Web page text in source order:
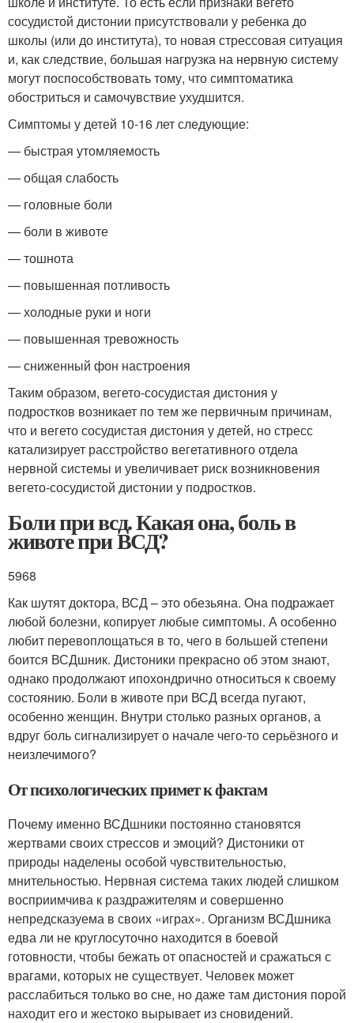
сосудистой дистонии присутствовали у ребенка до
школы (или до института), то новая стрессовая ситуация
и, как следствие, большая нагрузка на нервную систему
могут поспособствовать тому, что симптоматика
обостриться и самочувствие ухудшится.
Симптомы у детей 10-16 лет следующие:
— быстрая утомляемость
— общая слабость
— головные боли
— боли в животе
— тошнота
— повышенная потливость
— холодные руки и ноги
— повышенная тревожность
— сниженный фон настроения
Таким образом, вегето-сосудистая дистония у
подростков возникает по тем же первичным причинам,
что и вегето сосудистая дистония у детей, но стресс
катализирует расстройство вегетативного отдела
нервной системы и увеличивает риск возникновения
вегето-сосудистой дистонии у подростков.
Боли при всд. Какая она, боль в
животе при ВСД?
5968
Как шутят доктора, ВСД – это обезьяна. Она подражает
любой болезни, копирует любые симптомы. А особенно
любит перевоплощаться в то, чего в большей степени
боится ВСДшник. Дистоники прекрасно об этом знают,
однако продолжают ипохондрично относиться к своему
состоянию. Боли в животе при ВСД всегда пугают,
особенно женщин. Внутри столько разных органов, а
вдруг боль сигнализирует о начале чего-то серьёзного и
неизлечимого?
От психологических примет к фактам
Почему именно ВСДшники постоянно становятся
жертвами своих стрессов и эмоций? Дистоники от
природы наделены особой чувствительностью,
мнительностью. Нервная система таких людей слишком
восприимчива к раздражителям и совершенно
непредсказуема в своих «играх». Организм ВСДшника
едва ли не круглосуточно находится в боевой
готовности, чтобы бежать от опасностей и сражаться с
врагами, которых не существует. Человек может
расслабиться только во сне, но даже там дистония порой
находит его и жестоко вырывает из сновидений.